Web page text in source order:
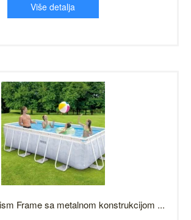
Više detalja
Frame sa metalnom konstrukcijom ...